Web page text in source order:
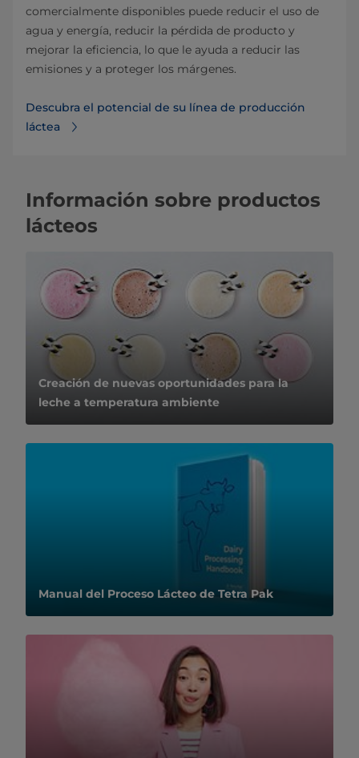
comercialmente disponibles puede reducir el uso de
agua y energía, reducir la pérdida de producto y
mejorar la eficiencia, lo que le ayuda a reducir las
emisiones y a proteger los márgenes.
Descubra el potencial de su línea de producción
láctea
Información sobre productos
lácteos
Creación de nuevas oportunidades para la
leche a temperatura ambiente
Manual del Proceso Lácteo de Tetra Pak